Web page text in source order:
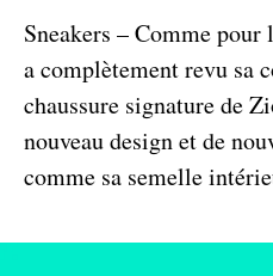
Sneakers – Comme
a complètement revu sa
chaussure signature de
nouveau design et de
comme sa semelle